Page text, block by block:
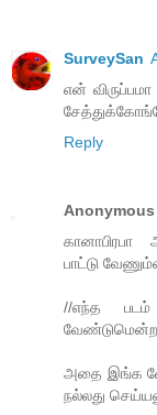
SurveySan
என்
Reply
Anonymous
பாட்டு
//எந்த படம்
அதை இங்க
நல்லது